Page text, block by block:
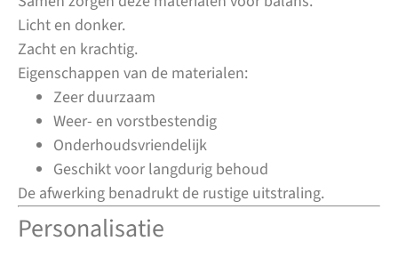
Licht en donker.
Zacht en krachtig.
Eigenschappen van de materialen:
Zeer duurzaam
Weer- en vorstbestendig
Onderhoudsvriendelijk
Geschikt voor langdurig behoud
De afwerking benadrukt de rustige uitstraling.
Personalisatie